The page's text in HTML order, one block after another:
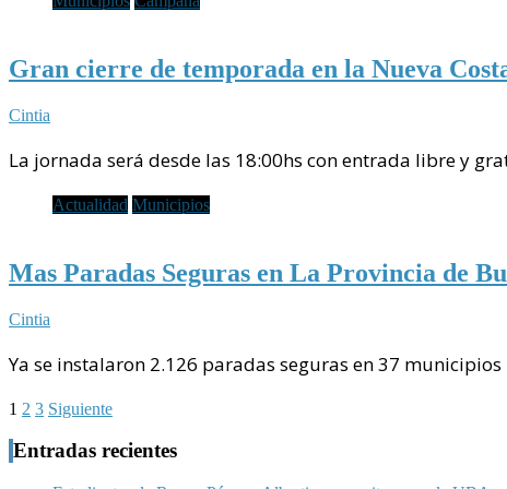
Gran cierre de temporada en la Nueva
Cintia
La jornada será desde las 18:00hs con entrada libre y
Actualidad Municipios
Mas Paradas Seguras en La Provincia de
Cintia
Ya se instalaron 2.126 paradas seguras en 37
Paginación
de
entradas
1 2 3 Siguiente
Entradas recientes